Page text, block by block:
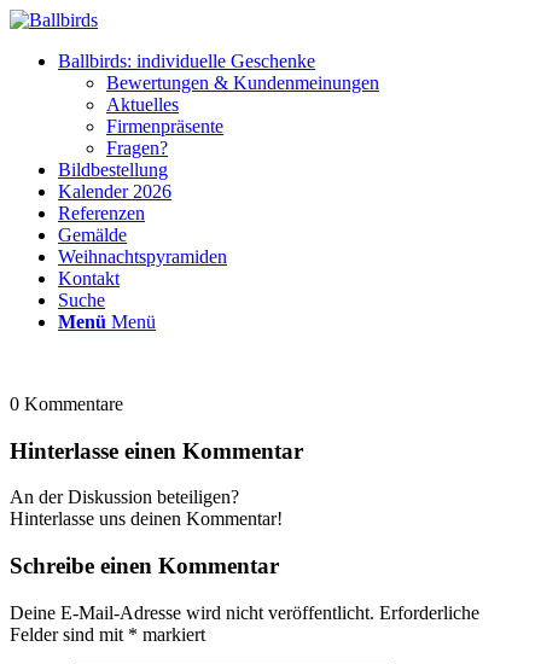
Ballbirds: individuelle Geschenke
Bewertungen & Kundenmeinungen
Aktuelles
Firmenpräsente
Fragen?
Bildbestellung
Kalender 2026
Referenzen
Gemälde
Weihnachtspyramiden
Kontakt
Suche
Menü Menü
0 Kommentare
Hinterlasse einen Kommentar
An der Diskussion beteiligen?
Hinterlasse uns deinen Kommentar!
Schreibe einen Kommentar
Deine E-Mail-Adresse wird nicht veröffentlicht. Erforderliche
Felder sind mit * markiert